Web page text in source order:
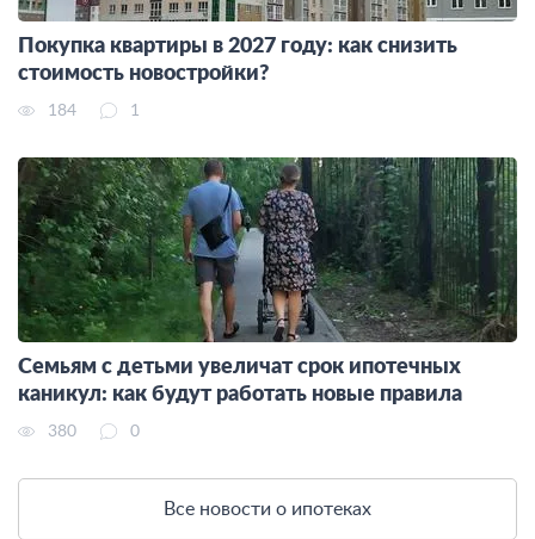
Покупка квартиры в 2027 году: как снизить
стоимость новостройки?
184 1
Семьям с детьми увеличат срок ипотечных
каникул: как будут работать новые правила
380 0
Все новости о ипотеках